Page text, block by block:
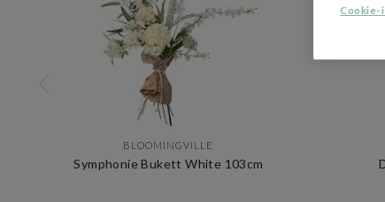
BLOOMINGVILLE
Symphonie Bukett White 103cm
Cookie-